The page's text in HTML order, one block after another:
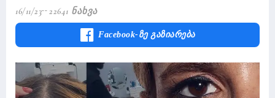
16/11/23 22641 Ნახვა
Facebook-Ზე Გაზიარება